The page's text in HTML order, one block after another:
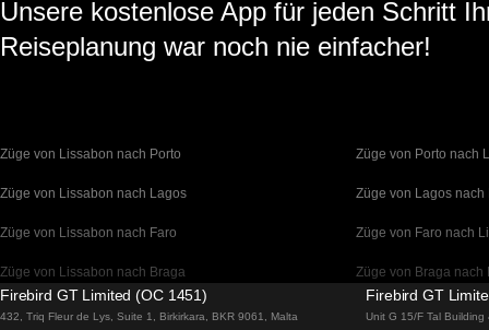
Unsere kostenlose App für jeden Schritt
Reiseplanung war noch nie einfacher!
Züge von Lissabon nach Porto Züge von Porto nach
Züge von Lissabon nach Lagos Züge von Lagos nach
Züge von Lissabon nach Faro Züge von Faro nach
Züge von Lissabon nach Braga Züge von Braga nach
Züge von Barcelona nach Madrid Züge von Madrid
Firebird GT Limited (OC 1451)
432, Triq Fleur de Lys, Suite 1, Birkirkara, BKR 9061, Malta
Firebird GT
Unit G 15/F Tal